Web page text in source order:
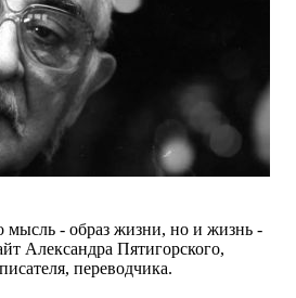
мысль - образ жизни, но и жизнь -
Александра Пятигорского,
переводчика.